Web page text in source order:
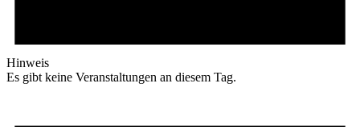
Hinweis
Es gibt keine Veranstaltungen an diesem Tag.